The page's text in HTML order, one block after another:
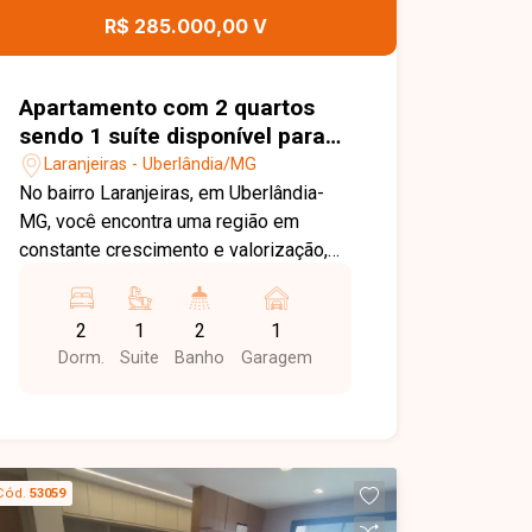
busca um apartamento bem localizado,
custo-benefício. Entre em contato e
agende sua visita!
R$ 285.000,00 V
Apartamento com 2 quartos
sendo 1 suíte disponível para
venda no bairro Laranjeiras em
Uberlândia-MG
Laranjeiras - Uberlândia/MG
No bairro Laranjeiras, em Uberlândia-
MG, você encontra uma região em
constante crescimento e valorização,
acesso às principais vias da cidade e
proximidade com supermercados,
escolas, farmácias e diversos
aproximadamente 53 m² de área
privativa. O imóvel conta com sala, 2
2
Dorm.
1
Suite
2
Banho
1
Garagem
53059